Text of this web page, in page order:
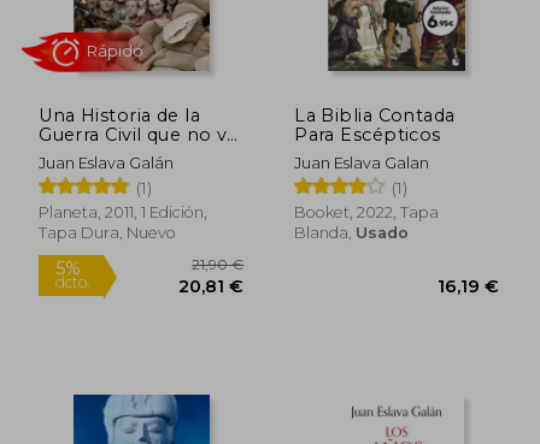
Rápido
Una Historia de la
Guerra Civil que no va
a Gustar a Nadie
Juan Eslava Galán
(1)
Planeta, 2011, 1 Edición,
Tapa Dura, Nuevo
La Biblia Contada
Para Escépticos
Juan Eslava Galan
(1)
Booket, 2022, Tapa
Blanda, Usado